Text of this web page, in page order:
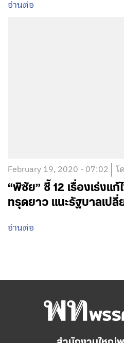
อ่านต่อ
February 19, 2020 - 07:02 โ
“พิชัย” ชี้ 12 เรื่องเร่งแ
ทรุดยาว แนะรัฐบาลเป
อ่านต่อ